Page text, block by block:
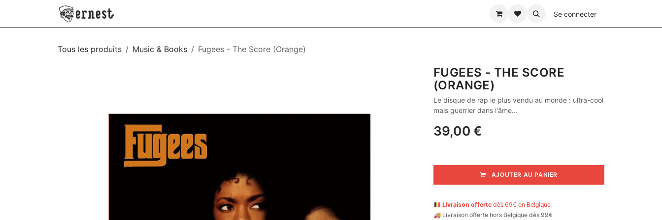
SE RENDRE AU CONTENU
Se connecter
Tous les produits Music & Books Fugees - The Score (Orange)
FUGEES - THE SCORE
(ORANGE)
Le disque de rap le plus vendu au monde : ultra-cool
mais guerrier dans l'âme...
39,00 €
AJOUTER AU PANIER
🇧🇪 Livraison offerte dès 69€ en Belgique
🚚 Livraison offerte hors Belgique dès 99€